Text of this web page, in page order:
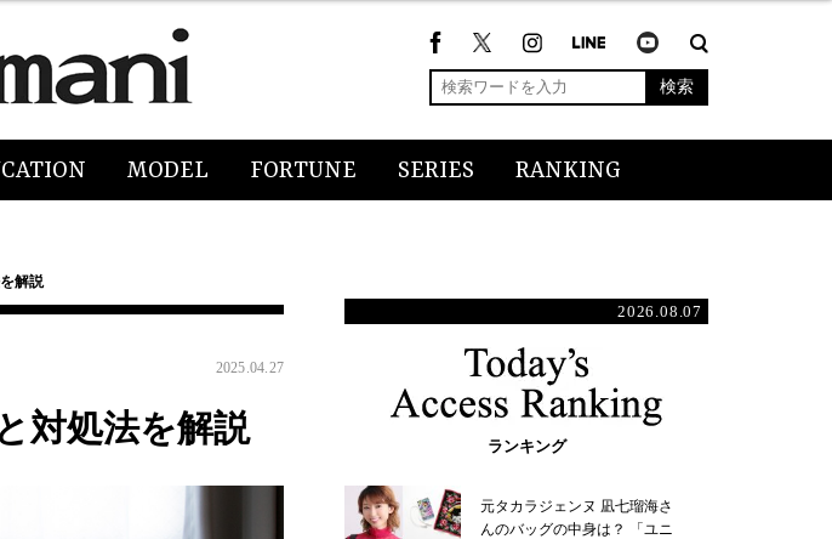
検索
MODEL FORTUNE SERIES RANKING
解説
2025.04.27
対処法を解説
2026.08.07
ランキング
元タカラジェンヌ 凪七瑠海さ
んのバッグの中身は？ 「ユニ